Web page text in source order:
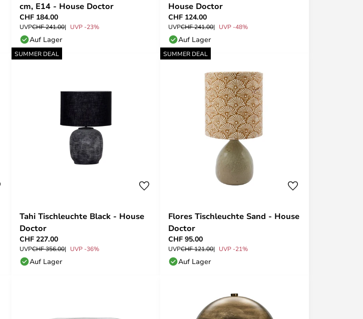
cm, E14 - House Doctor
CHF 184.00
UVPCHF 241.00 UVP -23%
Auf Lager
House Doctor
CHF 124.00
UVPCHF 241.00 UVP -48%
Auf Lager
SUMMER DEAL
Tahi Tischleuchte Black - House
Doctor
CHF 227.00
UVPCHF 356.00 UVP -36%
Auf Lager
SUMMER DEAL
Flores Tischleuchte Sand - House
Doctor
CHF 95.00
UVPCHF 121.00 UVP -21%
Auf Lager